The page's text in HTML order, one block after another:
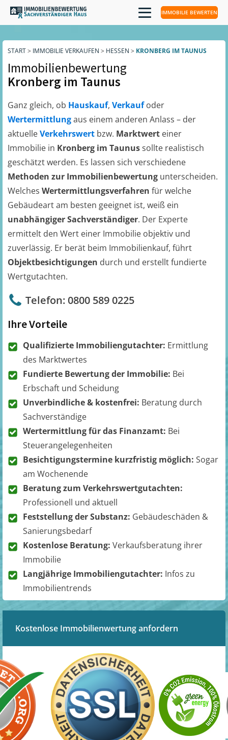
IMMOBILIE BEWERTEN
START> IMMOBILIE VERKAUFEN > HESSEN > KRONBERG IM TAUNUS
Immobilienbewertung
Kronberg im Taunus
Ganz gleich, ob Hauskauf, Verkaufoder
Wertermittlungaus einem anderen Anlass – der
aktuelleVerkehrswert bzw. Marktwert einer
Immobilie in Kronberg im Taunussollte realistisch
geschätzt werden. Es lassen sich verschiedene
Methoden zur Immobilienbewertung unterscheiden.
Welches Wertermittlungsverfahren für welche
Gebäudeart am besten geeignet ist, weiß ein
unabhängiger Sachverständiger. Der Experte
ermittelt den Wert einer Immobilie objektiv und
zuverlässig. Er berät beim Immobilienkauf, führt
Objektbesichtigungen durch und erstellt fundierte
Wertgutachten.
Telefon: 0800 589 0225
Ihre Vorteile
Qualifizierte Immobiliengutachter: Ermittlung
des Marktwertes
Fundierte Bewertung der Immobilie: Bei
Erbschaft und Scheidung
Unverbindliche & kostenfrei: Beratung durch
Sachverständige
Wertermittlung für das Finanzamt: Bei
Steuerangelegenheiten
Besichtigungstermine kurzfristig möglich: Sogar
am Wochenende
Beratung zum Verkehrswertgutachten:
Professionell und aktuell
Feststellung der Substanz: Gebäudeschäden &
Sanierungsbedarf
Kostenlose Beratung: Verkaufsberatung ihrer
Immobilie
Langjährige Immobiliengutachter: Infos zu
Immobilientrends
Kostenlose Immobilienwertung anfordern